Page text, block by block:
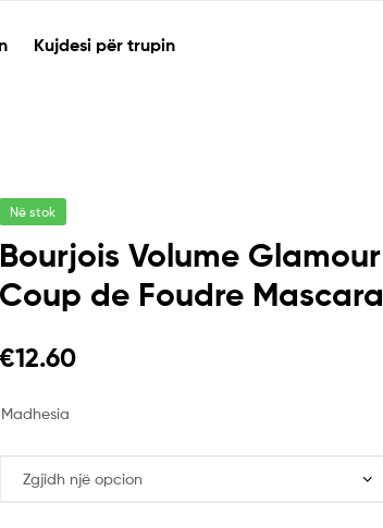
Kujdesi për trupin
Në stok
Bourjois Volume Glamour
Coup de Foudre Mascara
€12.60
Madhesia